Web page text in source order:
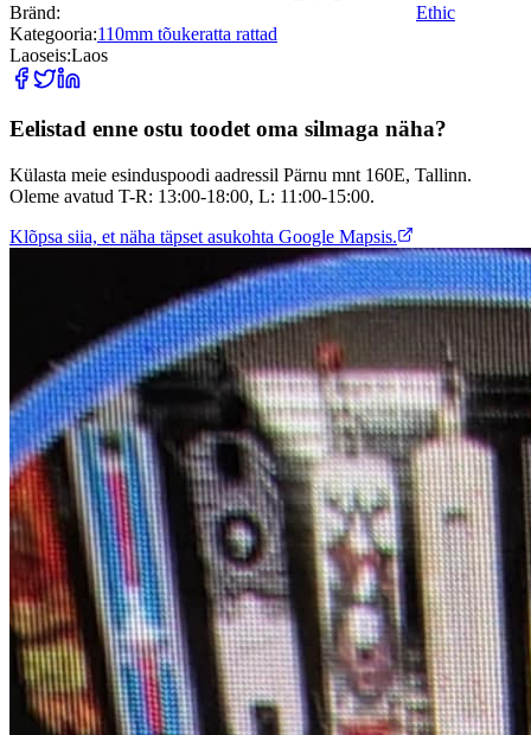
Bränd:
Ethic
Kategooria:110mm tõukeratta rattad
Laoseis:Laos
Eelistad enne ostu toodet oma silmaga näha?
Külasta meie esinduspoodi aadressil Pärnu mnt 160E, Tallinn.
Oleme avatud T-R: 13:00-18:00, L: 11:00-15:00.
Klõpsa siia, et näha täpset asukohta Google Mapsis.